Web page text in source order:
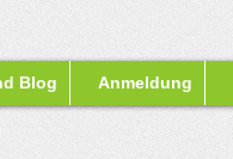
Blog Anmeldung